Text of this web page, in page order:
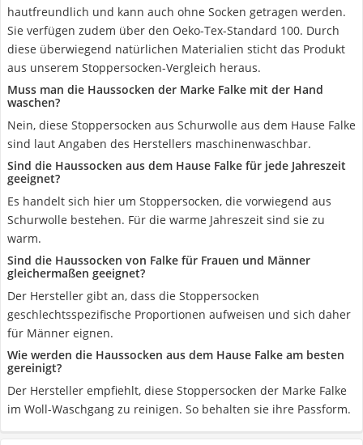
hautfreundlich und kann auch ohne Socken getragen werden.
Sie verfügen zudem über den Oeko-Tex-Standard 100. Durch
diese überwiegend natürlichen Materialien sticht das Produkt
aus unserem Stoppersocken-Vergleich heraus.
Muss man die Haussocken der Marke Falke mit der Hand
waschen?
Nein, diese Stoppersocken aus Schurwolle aus dem Hause Falke
sind laut Angaben des Herstellers maschinenwaschbar.
Sind die Haussocken aus dem Hause Falke für jede Jahreszeit
geeignet?
Es handelt sich hier um Stoppersocken, die vorwiegend aus
Schurwolle bestehen. Für die warme Jahreszeit sind sie zu
warm.
Sind die Haussocken von Falke für Frauen und Männer
gleichermaßen geeignet?
Der Hersteller gibt an, dass die Stoppersocken
geschlechtsspezifische Proportionen aufweisen und sich daher
für Männer eignen.
Wie werden die Haussocken aus dem Hause Falke am besten
gereinigt?
Der Hersteller empfiehlt, diese Stoppersocken der Marke Falke
im Woll-Waschgang zu reinigen. So behalten sie ihre Passform.